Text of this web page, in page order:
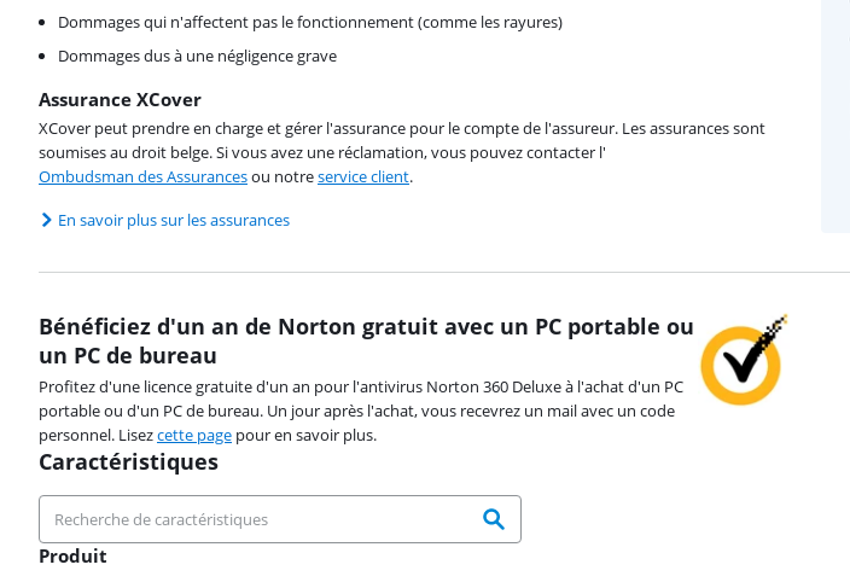
Dommages qui n'affectent pas le fonctionnement (comme les rayures)
Dommages dus à une négligence grave
Assurance XCover
XCover peut prendre en charge et gérer l'assurance pour le compte de l'assureur. Les assurances sont
soumises au droit belge. Si vous avez une réclamation, vous pouvez contacter l'
Ombudsman des Assurancesou notreservice client.
En savoir plus sur les assurances
Bénéficiez d'un an de Norton gratuit avec un PC portable ou
un PC de bureau
Profitez d'une licence gratuite d'un an pour l'antivirus Norton 360 Deluxe à l'achat d'un PC
portable ou d'un PC de bureau. Un jour après l'achat, vous recevrez un mail avec un code
personnel. Lisezcette page pour en savoir plus.
Caractéristiques
Produit